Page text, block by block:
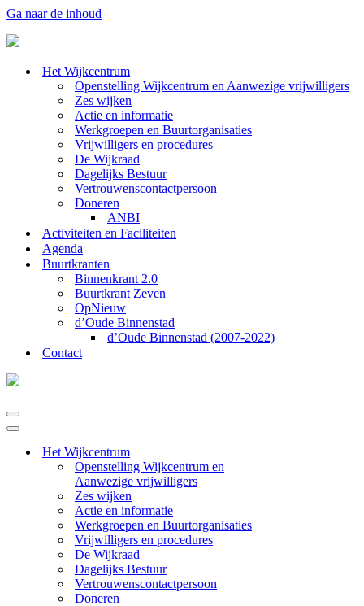
Ga naar de inhoud
Het Wijkcentrum
Openstelling Wijkcentrum en Aanwezige vrijwilligers
Zes wijken
Actie en informatie
Werkgroepen en Buurtorganisaties
Vrijwilligers en procedures
De Wijkraad
Dagelijks Bestuur
Vertrouwenscontactpersoon
Doneren
ANBI
Activiteiten en Faciliteiten
Agenda
Buurtkranten
Binnenkrant 2.0
Buurtkrant Zeven
OpNieuw
d’Oude Binnenstad
d’Oude Binnenstad (2007-2022)
Contact
Navigatie
Menu
Navigatie
Het Wijkcentrum
Openstelling Wijkcentrum en
Aanwezige vrijwilligers
Zes wijken
Actie en informatie
Werkgroepen en Buurtorganisaties
Vrijwilligers en procedures
De Wijkraad
Dagelijks Bestuur
Vertrouwenscontactpersoon
Doneren